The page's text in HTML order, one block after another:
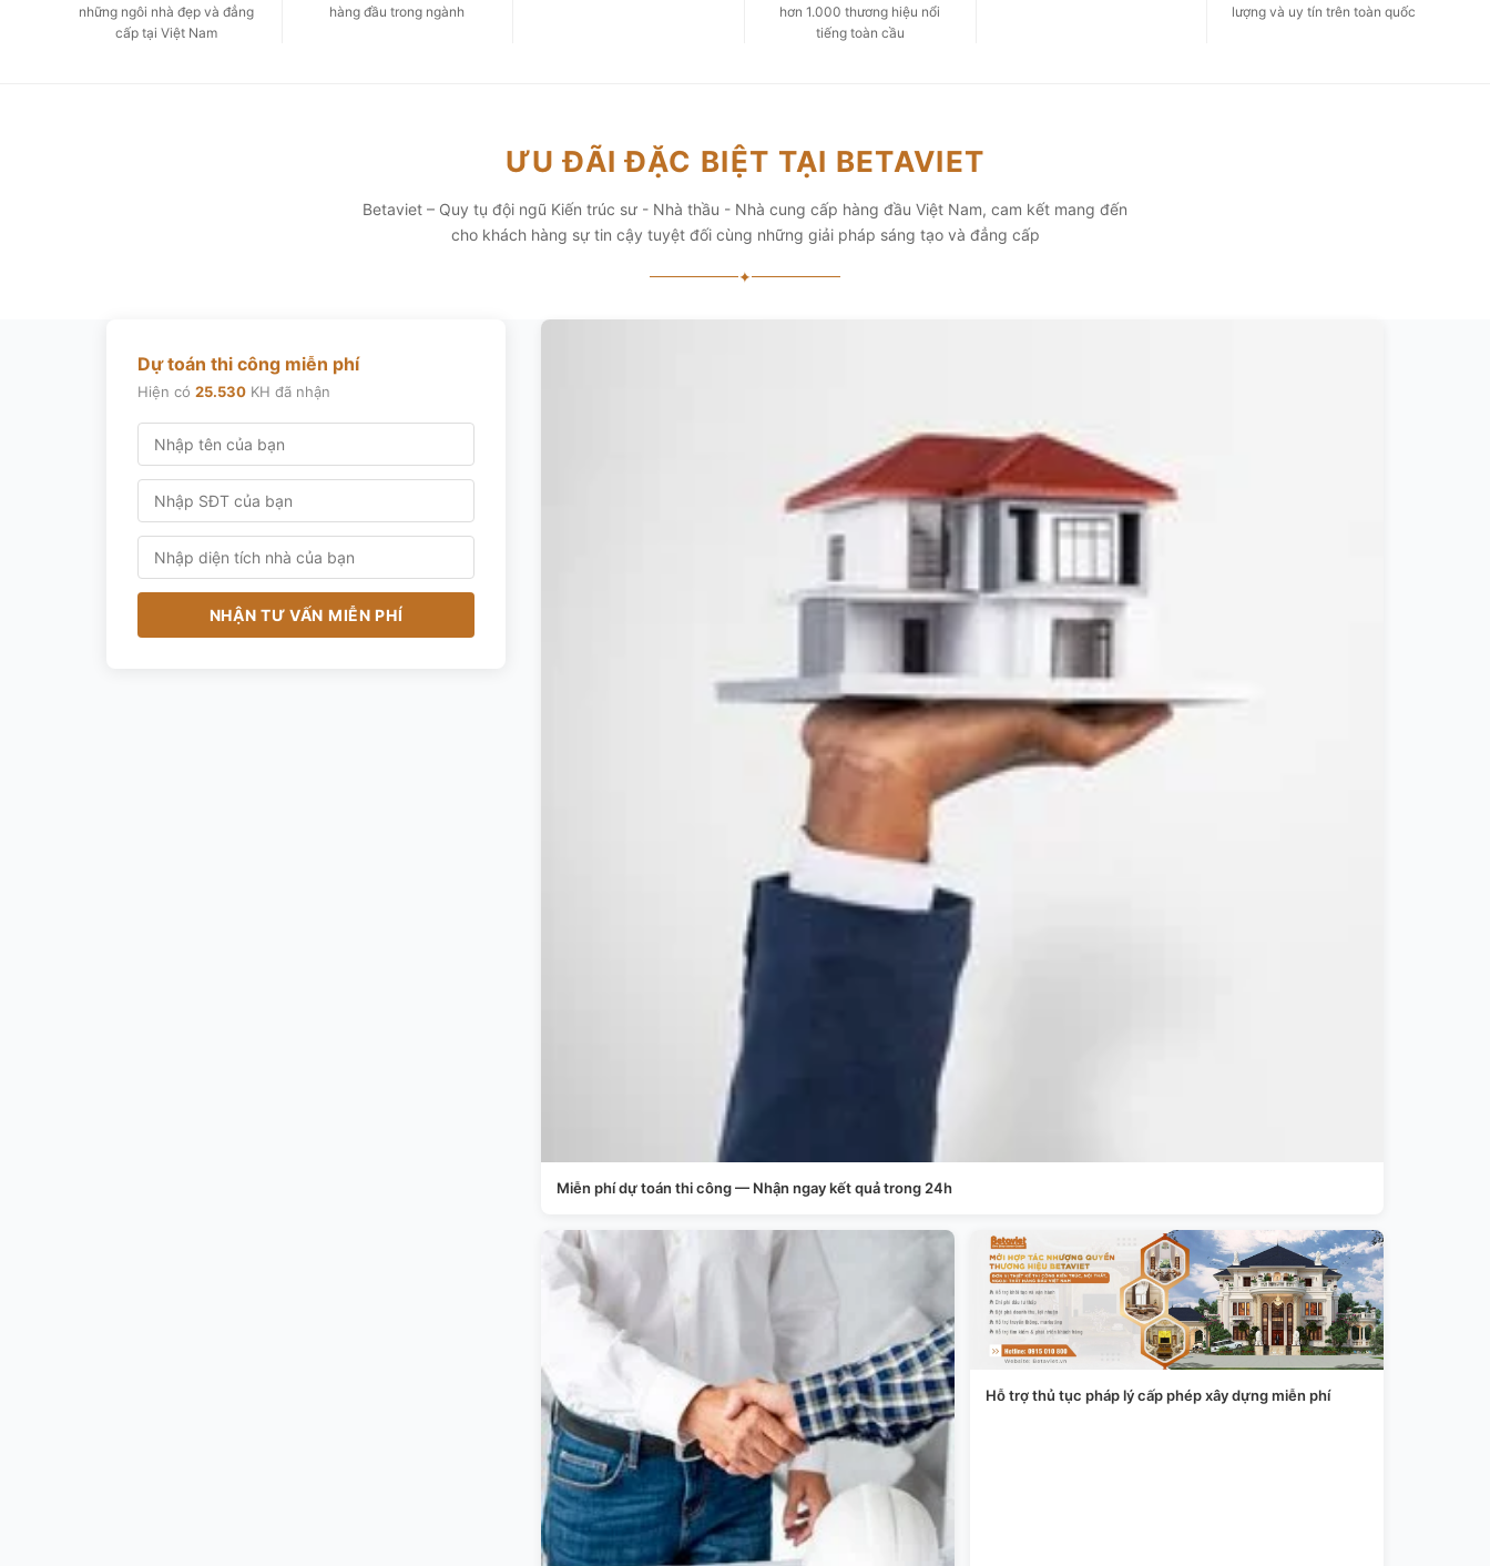
những ngôi nhà đẹp và đẳng
cấp tại Việt Nam
hàng đầu trong ngành
hơn 1.000 thương hiệu nổi
tiếng toàn cầu
lượng và uy tín trên toàn quốc
ƯU ĐÃI ĐẶC BIỆT TẠI BETAVIET
Betaviet – Quy tụ đội ngũ Kiến trúc sư - Nhà thầu - Nhà cung cấp hàng đầu Việt Nam, cam kết mang đến
cho khách hàng sự tin cậy tuyệt đối cùng những giải pháp sáng tạo và đẳng cấp
✦
Dự toán thi công miễn phí
Hiện có 25.530 KH đã nhận
NHẬN TƯ VẤN MIỄN PHÍ
Miễn phí dự toán thi công — Nhận ngay kết quả trong 24h
Hỗ trợ thủ tục pháp lý cấp phép xây dựng miễn phí